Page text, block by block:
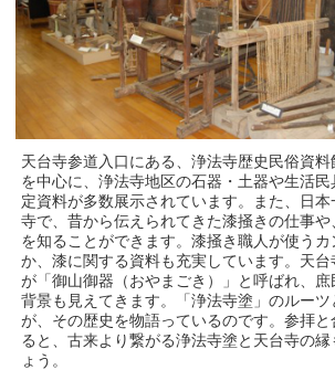
天台寺参道入口にある、浄法寺歴史民俗資
を中心に、浄法寺地区の石器・土器や生活
定資料が多数展示されています。また、日
寺で、昔から伝えられてきた漆掻きの仕事や
を知ることができます。漆掻き職人が使う
か、漆に関する資料も充実しています。天
が「御山御器（おやまごき）」と呼ばれ、
背景も見えてきます。「浄法寺塗」のルーツ
が、その歴史を物語っているのです。参拝
ると、古来より繋がる浄法寺塗と天台寺の
ょう。